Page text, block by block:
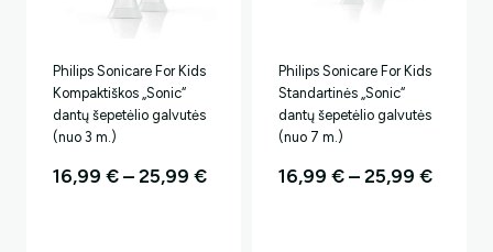
Philips Sonicare For Kids
Kompaktiškos „Sonic“
dantų šepetėlio galvutės
(nuo 3 m.)
16,99€–25,99€Price
Philips Sonicare For Kids
Standartinės „Sonic“
dantų šepetėlio galvutės
(nuo 7 m.)
16,99€–25,99€Price